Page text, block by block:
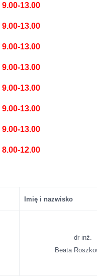
13.00
13.00
13.00
13.00
13.00
13.00
13.00
12.00
Imię i nazwisko
dr inż.
Beata